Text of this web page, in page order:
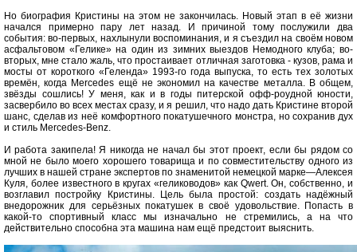
Но биография Кристины на этом не закончилась. Новый этап в её жизни
начался примерно пару лет назад. И причиной тому послужили два
события: во-первых, нахлынули воспоминания, и я съездил на своём новом
асфальтовом «Гелике» на один из зимних выездов Немодного клуба; во-
вторых, мне стало жаль, что простаивает отличная заготовка - кузов, рама и
мосты от короткого «Геленда» 1993-го года выпуска, то есть тех золотых
времён, когда Mercedes ещё не экономил на качестве металла. В общем,
звёзды сошлись! У меня, как и в годы питерской офф-роудной юности,
засвербило во всех местах сразу, и я решил, что надо дать Кристине второй
шанс, сделав из неё комфортного покатушечного монстра, но сохранив дух
и стиль Mercedes-Benz.
И работа закипела! Я никогда не начал бы этот проект, если бы рядом со
мной не было моего хорошего товарища и по совместительству одного из
лучших в нашей стране экспертов по знаменитой немецкой марке—Алексея
Куля, более известного в кругах «гелиководов» как Qwert. Он, собственно, и
возглавил постройку Кристины. Цель была простой: создать надёжный
внедорожник для серьёзных покатушек в своё удовольствие. Попасть в
какой-то спортивный класс мы изначально не стремились, а на что
действительно способна эта машина нам ещё предстоит выяснить.